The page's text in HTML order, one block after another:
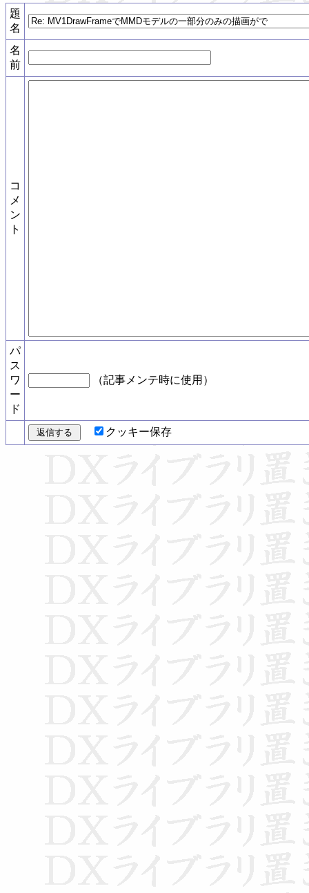
題
名
名
前
コ
メ
ン
ト
パ
ス
ワ
ー
ド
（記事メンテ時に使用）
クッキー保存